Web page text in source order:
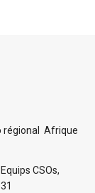
régional Afrique
CSOs,